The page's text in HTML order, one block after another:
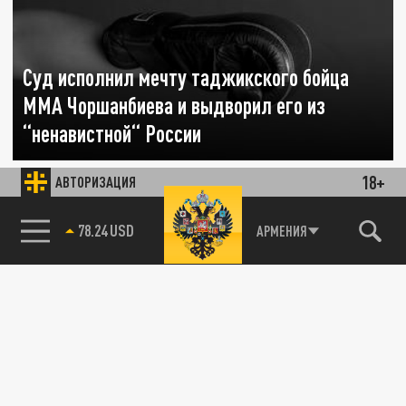
АВТОРИЗАЦИЯ 18+
78.24 USD АРМЕНИЯ
Суд исполнил мечту таджикского бойца
ММА Чоршанбиева и выдворил его из
“ненавистной“ России
06 ДЕКАБРЯ 17:05
Помимо этого, Чоршанбиев обязан
выплатить штраф в размере 5 000 рублей